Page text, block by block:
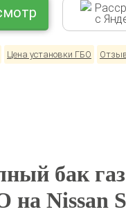
с
Цена установки ГБО
бак
на Nissan